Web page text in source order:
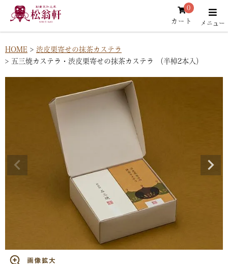
カート
0
HOME
渋皮栗寄せの抹茶カステラ
五三焼カステラ・渋皮栗寄せの抹茶カステラ （半棹2本入）